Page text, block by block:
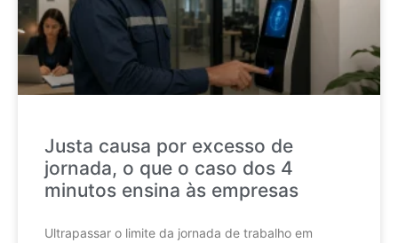
Justa causa por excesso de
jornada, o que o caso dos 4
minutos ensina às empresas
Ultrapassar o limite da jornada de trabalho em